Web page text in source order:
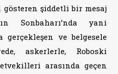
şiddetli bir mesaj
Sonbaharı’nda yani
ve belgesele
askerlerle, Roboski
arasında geçen